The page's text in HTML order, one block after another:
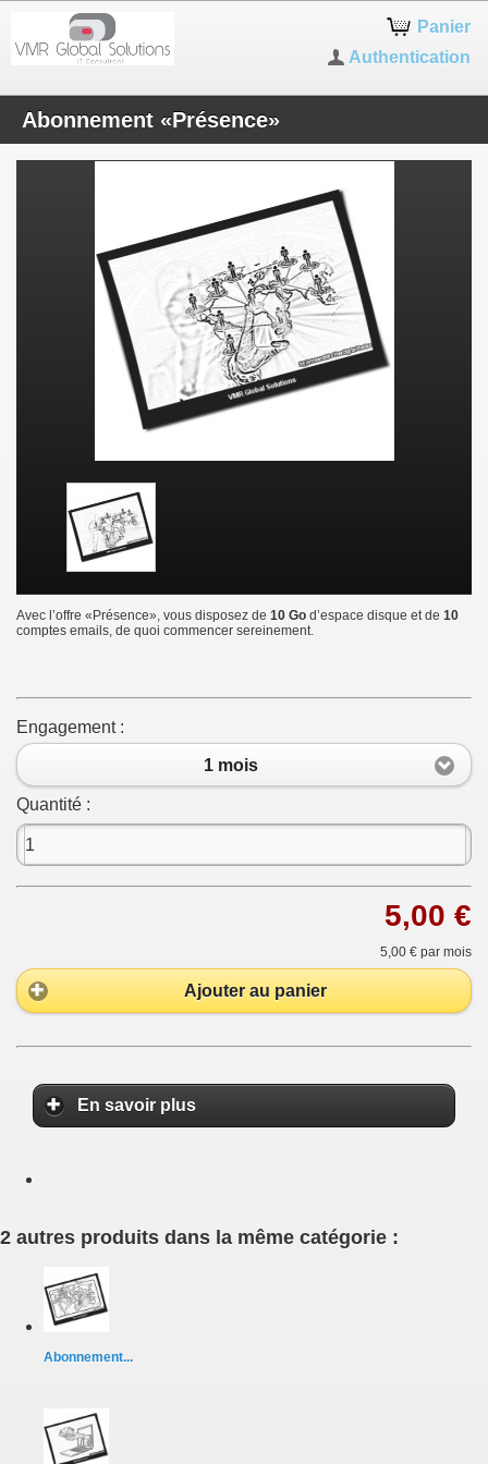
Panier
Authentication
Abonnement «Présence»
Avec l’offre «Présence», vous disposez de 10 Go d’espace disque et de 10
comptes emails, de quoi commencer sereinement.
Engagement :
1 mois
Quantité :
5,00 €
5,00 € par mois
Ajouter au panier
En savoir plus
2 autres produits dans la même catégorie :
Abonnement...